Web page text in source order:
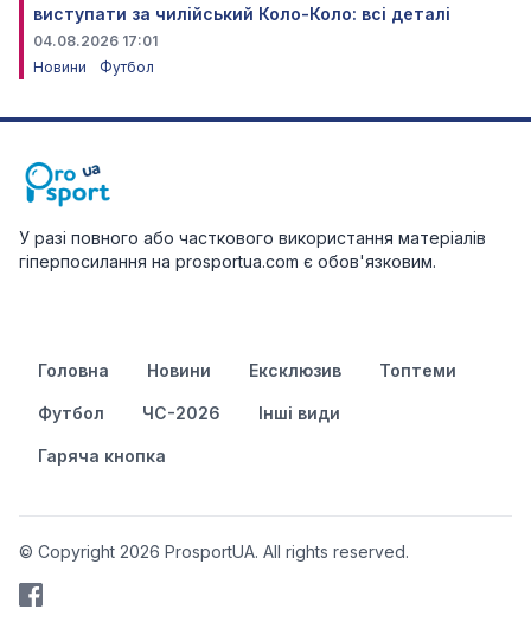
виступати за чилійський Коло-Коло: всі деталі
04.08.2026 17:01
Новини
Футбол
У разі повного або часткового використання матеріалів
гіперпосилання на prosportua.com є обов'язковим.
Головна Новини Ексклюзив Топтеми
Футбол ЧС-2026 Інші види
Гаряча кнопка
© Copyright 2026 ProsportUA. All rights reserved.